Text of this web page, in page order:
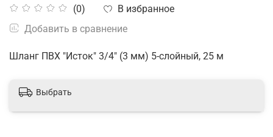
(0)
В избранное
Добавить в сравнение
Шланг ПВХ "Исток" 3/4" (3 мм) 5-слойный, 25 м
Выбрать